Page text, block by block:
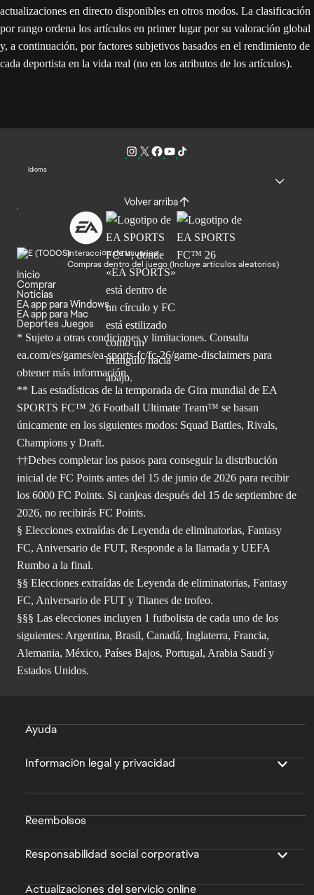
actualizaciones en directo disponibles en otros modos. La clasificación
por rango ordena los artículos en primer lugar por su valoración global
y, a continuación, por factores subjetivos basados en el rendimiento de
cada deportista en la vida real (no en los atributos de los artículos).
Idioma
Volver arriba
Interacción de usuarios
Compras dentro del juego (Incluye artículos aleatorios)
Inicio
Comprar
Noticias
EA app para Windows
EA app para Mac
Deportes Juegos
* Sujeto a otras condiciones y limitaciones. Consulta
ea.com/es/games/ea-sports-fc/fc-26/game-disclaimers para
obtenermás información.
** Las estadísticas de la temporada de Gira mundial de EA
SPORTS FC™ 26 Football Ultimate Team™ se basan
únicamente en los siguientes modos: Squad Battles, Rivals,
Champions y Draft.
††Debes completar los pasos para conseguir la distribución
inicial de FC Points antes del 15 de junio de 2026 para recibir
los 6000 FC Points. Si canjeas después del 15 de septiembre de
2026, no recibirás FC Points.
§ Elecciones extraídas de Leyenda de eliminatorias, Fantasy
FC, Aniversario de FUT, Responde a la llamada y UEFA
Rumbo a la final.
§§ Elecciones extraídas de Leyenda de eliminatorias, Fantasy
FC, Aniversario de FUT y Titanes de trofeo.
§§§ Las elecciones incluyen 1 futbolista de cada uno de los
siguientes: Argentina, Brasil, Canadá, Inglaterra, Francia,
Alemania, México, Países Bajos, Portugal, Arabia Saudí y
Estados Unidos.
Ayuda
Información legal y privacidad
Reembolsos
Responsabilidad social corporativa
Actualizaciones del servicio online